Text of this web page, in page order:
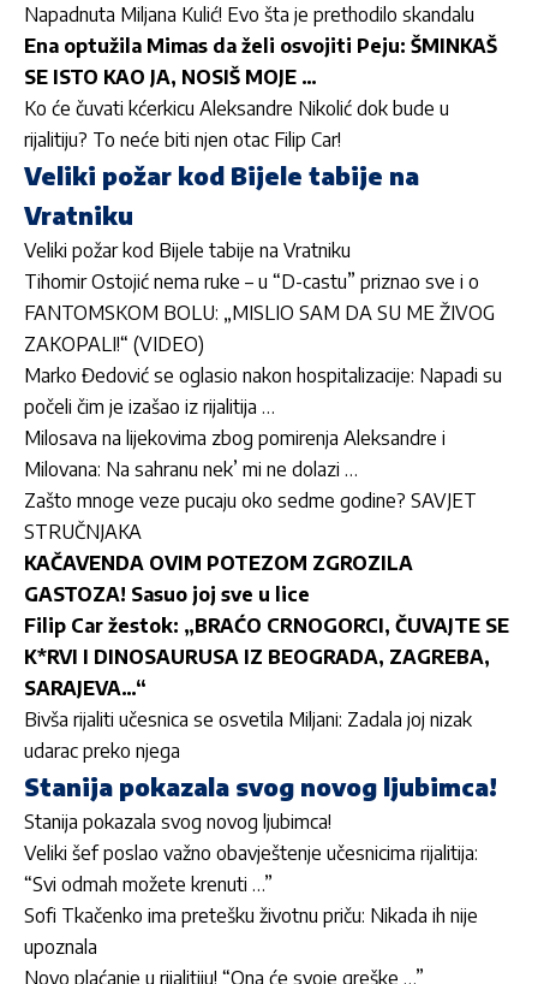
Napadnuta Miljana Kulić! Evo šta je prethodilo skandalu
Ena optužila Mimas da želi osvojiti Peju: ŠMINKAŠ
SE ISTO KAO JA, NOSIŠ MOJE …
Ko će čuvati kćerkicu Aleksandre Nikolić dok bude u
rijalitiju? To neće biti njen otac Filip Car!
Veliki požar kod Bijele tabije na
Vratniku
Veliki požar kod Bijele tabije na Vratniku
Tihomir Ostojić nema ruke – u “D-castu” priznao sve i o
FANTOMSKOM BOLU: „MISLIO SAM DA SU ME ŽIVOG
ZAKOPALI!“ (VIDEO)
Marko Đedović se oglasio nakon hospitalizacije: Napadi su
počeli čim je izašao iz rijalitija …
Milosava na lijekovima zbog pomirenja Aleksandre i
Milovana: Na sahranu nek’ mi ne dolazi …
Zašto mnoge veze pucaju oko sedme godine? SAVJET
STRUČNJAKA
KAČAVENDA OVIM POTEZOM ZGROZILA
GASTOZA! Sasuo joj sve u lice
Filip Car žestok: „BRAĆO CRNOGORCI, ČUVAJTE SE
K*RVI I DINOSAURUSA IZ BEOGRADA, ZAGREBA,
SARAJEVA…“
Bivša rijaliti učesnica se osvetila Miljani: Zadala joj nizak
udarac preko njega
Stanija pokazala svog novog ljubimca!
Stanija pokazala svog novog ljubimca!
Veliki šef poslao važno obavještenje učesnicima rijalitija:
“Svi odmah možete krenuti …”
Sofi Tkačenko ima pretešku životnu priču: Nikada ih nije
upoznala
Novo plaćanje u rijalitiju! “Ona će svoje greške …”